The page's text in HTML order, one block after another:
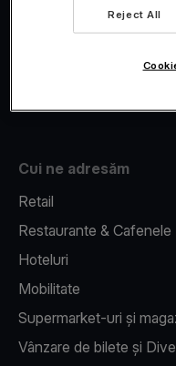
Fiscalizare
Cui ne adresăm
Retail
Restaurante & Cafenele
Hoteluri
Mobilitate
Supermarket-uri și
Vânzare de bilete și
Reject All